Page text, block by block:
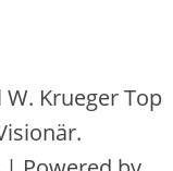
Krueger Top